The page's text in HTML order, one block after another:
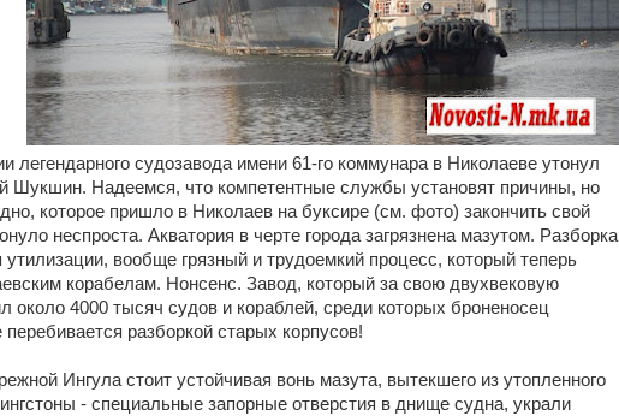
легендарного судозавода имени 61-го коммунара в Николаеве утонул
Шукшин. Надеемся, что компетентные службы установят причины, но
которое пришло в Николаев на буксире (см. фото) закончить свой
неспроста. Акватория в черте города загрязнена мазутом. Разборка
утилизации, вообще грязный и трудоемкий процесс, который теперь
корабелам. Нонсенс. Завод, который за свою двухвековую
около 4000 тысяч судов и кораблей, среди которых броненосец
разборкой старых корпусов!
Ингула стоит устойчивая вонь мазута, вытекшего из утопленного
- специальные запорные отверстия в днище судна, украли